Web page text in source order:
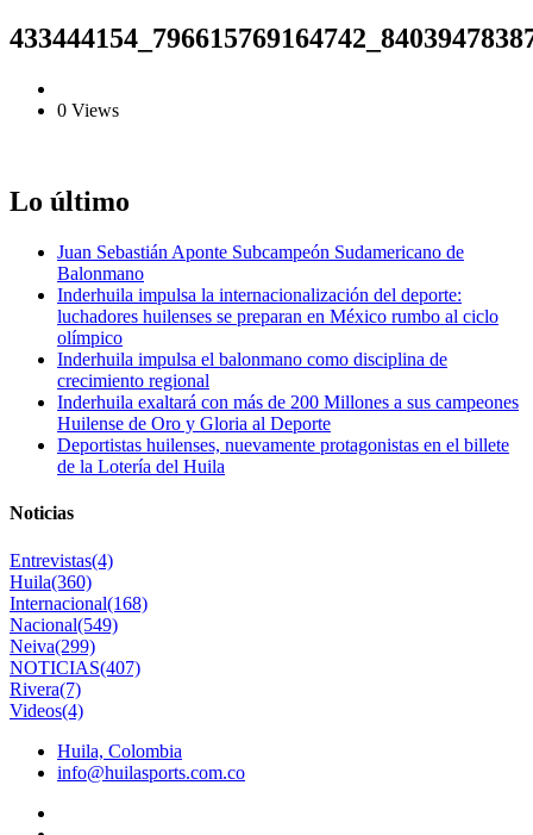
0 Views
Lo último
Juan Sebastián Aponte Subcampeón Sudamericano de
Balonmano
Inderhuila impulsa la internacionalización del deporte:
luchadores huilenses se preparan en México rumbo al ciclo
olímpico
Inderhuila impulsa el balonmano como disciplina de
crecimiento regional
Inderhuila exaltará con más de 200 Millones a sus campeones
Huilense de Oro y Gloria al Deporte
Deportistas huilenses, nuevamente protagonistas en el billete
de la Lotería del Huila
Noticias
Entrevistas(4)
Huila(360)
Internacional(168)
Nacional(549)
Neiva(299)
NOTICIAS(407)
Rivera(7)
Videos(4)
Huila, Colombia
info@huilasports.com.co